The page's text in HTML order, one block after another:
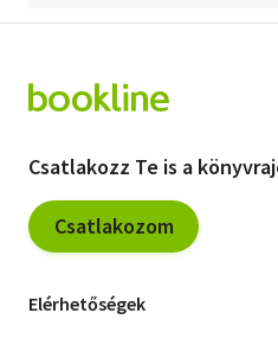
Csatlakozz Te is a
Csatlakozom
Elérhetőségek